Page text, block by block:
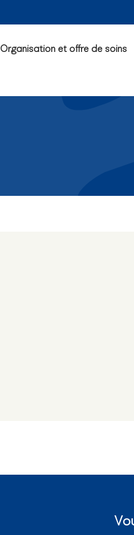
Organisation et offre de soins